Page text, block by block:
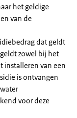
het geldige
van de
dat geldt
zowel bij het
installeren van een
is ontvangen
voor deze